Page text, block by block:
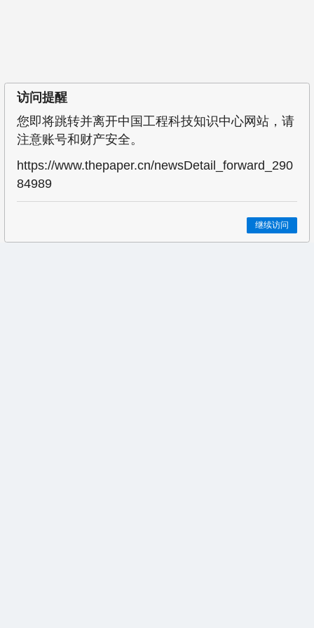
访问提醒
您即将跳转并离开中国工程科技知识中心网站，请
注意账号和财产安全。
https://www.thepaper.cn/newsDetail_forward_290
84989
继续访问